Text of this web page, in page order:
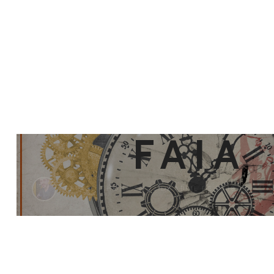
FAIA
THIAGO THOMÉEM 22 DE ABRIL DE 2018